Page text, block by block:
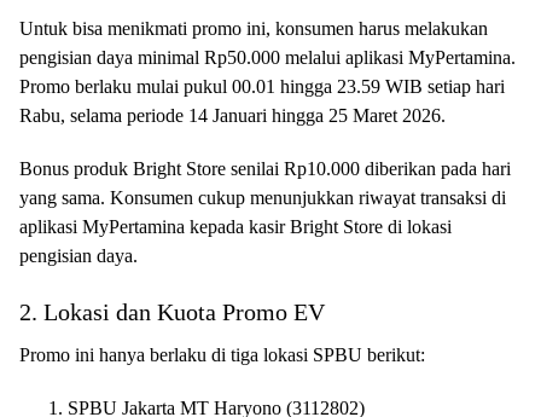
Untuk bisa menikmati promo ini, konsumen harus melakukan
pengisian daya minimal Rp50.000 melalui aplikasi MyPertamina.
Promo berlaku mulai pukul 00.01 hingga 23.59 WIB setiap hari
Rabu, selama periode 14 Januari hingga 25 Maret 2026.
Bonus produk Bright Store senilai Rp10.000 diberikan pada hari
yang sama. Konsumen cukup menunjukkan riwayat transaksi di
aplikasi MyPertamina kepada kasir Bright Store di lokasi
pengisian daya.
2. Lokasi dan Kuota Promo EV
Promo ini hanya berlaku di tiga lokasi SPBU berikut:
SPBU Jakarta MT Haryono (3112802)